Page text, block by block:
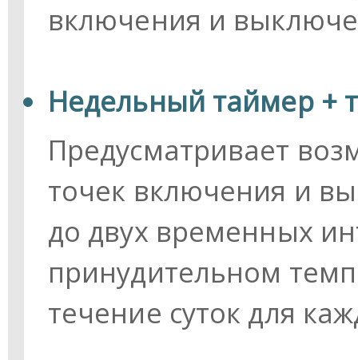
включения и
Недельный таймер +
Предусматривает
точек включения и
до двух временных
принудительном
течение суток для